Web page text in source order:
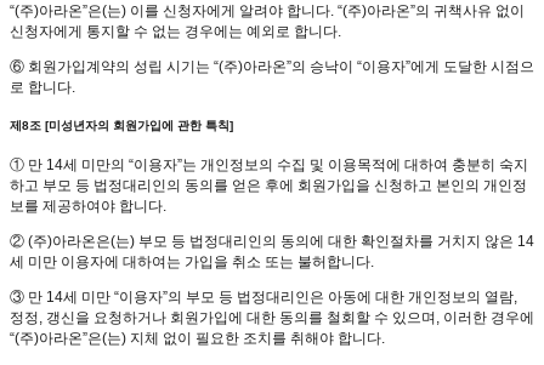
“(주)아라온”은(는) 이를 신청자에게 알려야 합니다. “(주)아라온”의 귀책사유 없이
신청자에게 통지할 수 없는 경우에는 예외로 합니다.
⑥ 회원가입계약의 성립 시기는 “(주)아라온”의 승낙이 “이용자”에게 도달한 시점으
로 합니다.
제8조 [미성년자의 회원가입에 관한 특칙]
① 만 14세 미만의 “이용자”는 개인정보의 수집 및 이용목적에 대하여 충분히 숙지
하고 부모 등 법정대리인의 동의를 얻은 후에 회원가입을 신청하고 본인의 개인정
보를 제공하여야 합니다.
② (주)아라온은(는) 부모 등 법정대리인의 동의에 대한 확인절차를 거치지 않은 14
세 미만 이용자에 대하여는 가입을 취소 또는 불허합니다.
③ 만 14세 미만 “이용자”의 부모 등 법정대리인은 아동에 대한 개인정보의 열람,
정정, 갱신을 요청하거나 회원가입에 대한 동의를 철회할 수 있으며, 이러한 경우에
“(주)아라온”은(는) 지체 없이 필요한 조치를 취해야 합니다.